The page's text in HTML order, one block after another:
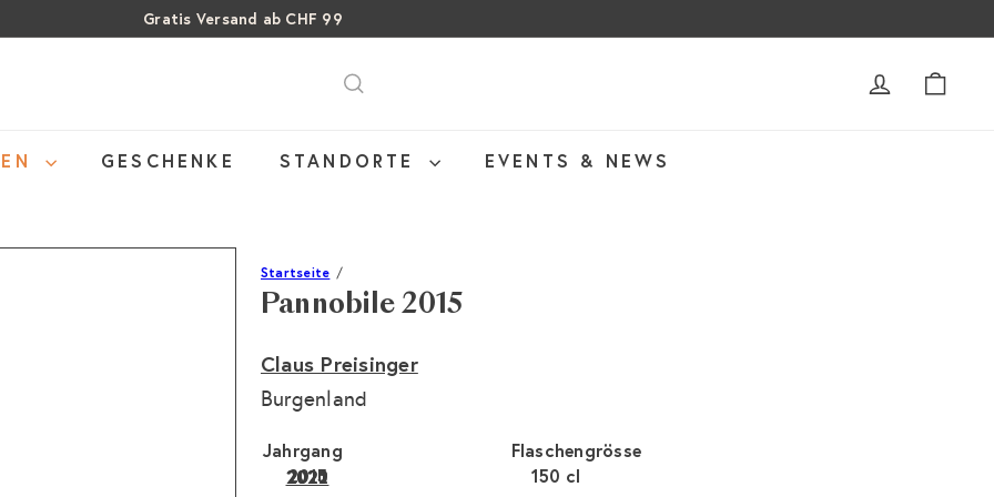
Pause
Gratis Versand ab CHF 99
Über 15% Rabatt auf Sommer Weine
SALE: Bis zu 40% auf letzte Flaschen
ACCOUNT
GESCHENKE STANDORTE EVENTS & NEWS
Startseite
Pannobile 2015
Claus Preisinger
Burgenland
Flaschengrösse
150 cl
Jahrgang
2015
2022
2021
2020